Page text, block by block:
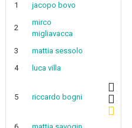
1 jacopo bovo
2
mirco
migliavacca
3
mattia sessolo
4
luca villa
5 riccardo bogni